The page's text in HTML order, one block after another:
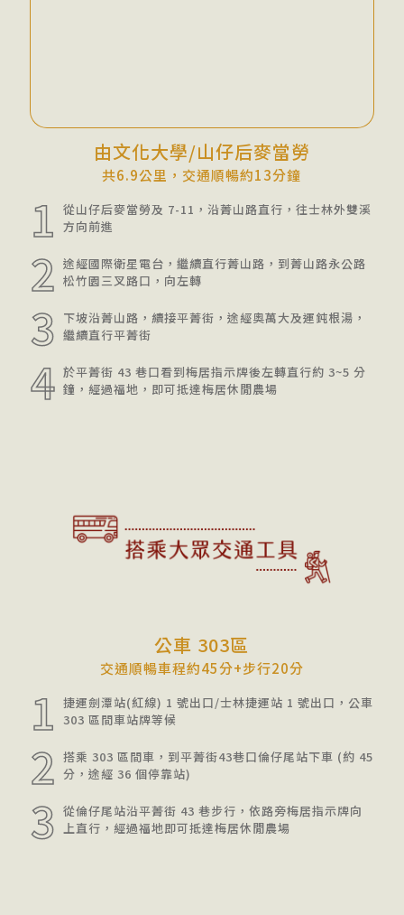
由文化大學/山仔后麥當勞
共6.9公里，交通順暢約13分鐘
1 從山仔后麥當勞及 7-11，沿菁山路直行，往士林外雙溪
方向前進
2 途經國際衛星電台，繼續直行菁山路，到菁山路永公路
松竹園三叉路口，向左轉
3 下坡沿菁山路，續接平菁街，途經奧萬大及運鈍根湯，
繼續直行平菁街
4 於平菁街 43 巷口看到梅居指示牌後左轉直行約 3~5 分
鐘，經過福地，即可抵達梅居休閒農場
公車 303區
交通順暢車程約45分+步行20分
1 捷運劍潭站(紅線) 1 號出口/士林捷運站 1 號出口，公車
303 區間車站牌等候
2 搭乘 303 區間車，到平菁街43巷口倫仔尾站下車 (約 45
分，途經 36 個停靠站)
3 從倫仔尾站沿平菁街 43 巷步行，依路旁梅居指示牌向
上直行，經過福地即可抵達梅居休閒農場